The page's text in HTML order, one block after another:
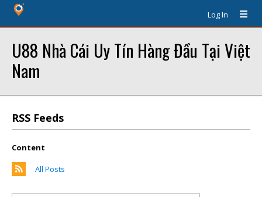
Log In
U88 Nhà Cái Uy Tín Hàng Đầu Tại Việt
Nam
RSS Feeds
Content
All Posts